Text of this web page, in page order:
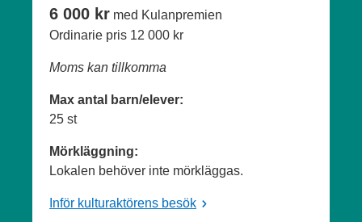
6 000 kr med Kulanpremien
Ordinarie pris 12 000 kr
Moms kan tillkomma
Max antal barn/elever:
25 st
Mörkläggning:
Lokalen behöver inte mörkläggas.
Inför kulturaktörens besök